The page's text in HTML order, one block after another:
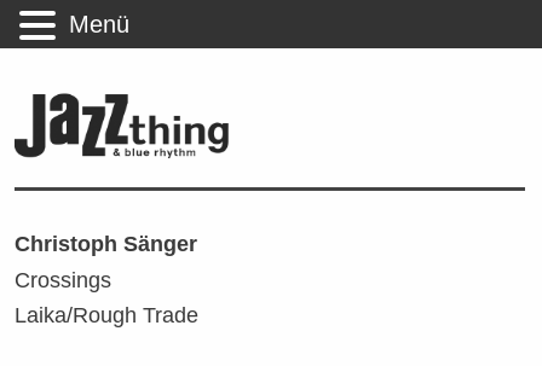
Christoph Sänger
Crossings
Laika/Rough Trade
Menü